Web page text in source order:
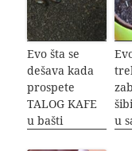
Evo šta se
dešava kada
prospete
TALOG KAFE
u bašti
u